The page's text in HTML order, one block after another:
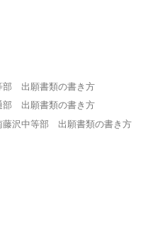
部 出願書類の書き方
部 出願書類の書き方
藤沢中等部 出願書類の書き方